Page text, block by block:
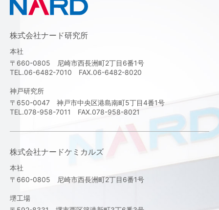
株式会社ナード研究所
本社
〒660-0805 尼崎市西長洲町2丁目6番1号
TEL.06-6482-7010 FAX.06-6482-8020
神戸研究所
〒650-0047 神戸市中央区港島南町5丁目4番1号
TEL.078-958-7011 FAX.078-958-8021
株式会社ナードケミカルズ
本社
〒660-0805 尼崎市西長洲町2丁目6番1号
堺工場